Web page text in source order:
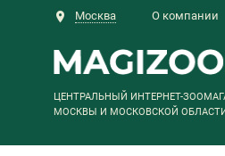
Москва О компании
ЦЕНТРАЛЬНЫЙ ИНТЕРНЕТ-
МОСКВЫ И МОСКОВСКОЙ